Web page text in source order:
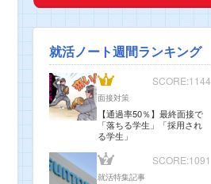
就活ノート週間ランキング
SCORE:1144
面接対策
【通過率50％】最終面接で
「落ちる学生」「採用され
る学生」
SCORE:1091
就活特集記事